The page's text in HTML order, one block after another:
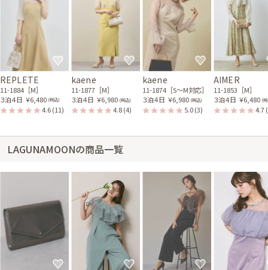
REPLETE
11-1884［M］
３泊４日 ￥6,480 (税込)
4.6(11)
kaene
11-1877［M］
３泊４日 ￥6,980 (税込)
4.8(4)
kaene
11-1874［S〜M対応］
３泊４日 ￥6,980 (税込)
5.0(3)
AIMER
11-1853［M］
３泊４日 ￥6,480 (
4.7
LAGUNAMOONの商品一覧